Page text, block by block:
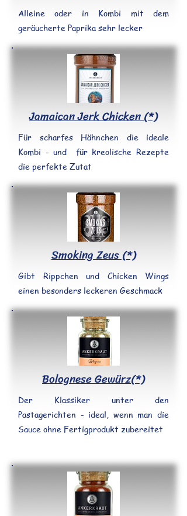
Alleine oder in Kombi mit dem
geräucherte Paprika sehr lecker
Jamaican Jerk Chicken (*)
Für scharfes Hähnchen die ideale
Kombi - und für kreolische Rezepte
die perfekte Zutat
Smoking Zeus (*)
Gibt Rippchen und Chicken Wings
einen besonders leckeren Geschmack
Bolognese Gewürz(*)
Der Klassiker unter den
Pastagerichten - ideal, wenn man die
Sauce ohne Fertigprodukt zubereitet